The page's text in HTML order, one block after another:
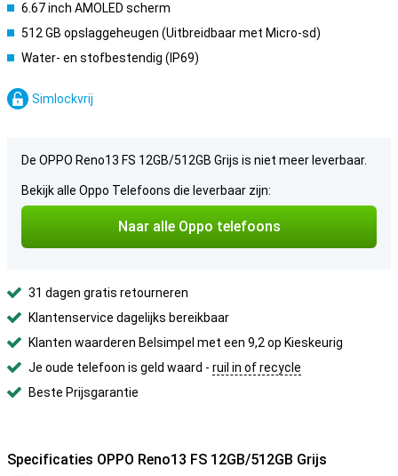
6.67 inch AMOLED scherm
512 GB opslaggeheugen (Uitbreidbaar met Micro-sd)
Water- en stofbestendig (IP69)
Simlockvrij
De OPPO Reno13 FS 12GB/512GB Grijs is niet meer leverbaar.
Bekijk alle Oppo Telefoons die leverbaar zijn:
Naar alle Oppo telefoons
31 dagen gratis retourneren
Klantenservice dagelijks bereikbaar
Klanten waarderen Belsimpel met een 9,2 op Kieskeurig
Je oude telefoon is geld waard - ruil in of recycle
Beste Prijsgarantie
Specificaties OPPO Reno13 FS 12GB/512GB Grijs